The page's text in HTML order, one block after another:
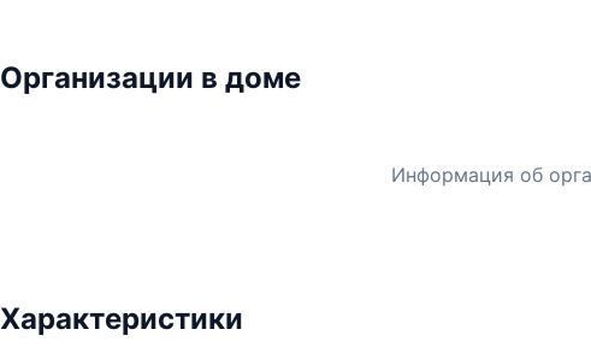
Организации в доме
Информация об
Характеристики